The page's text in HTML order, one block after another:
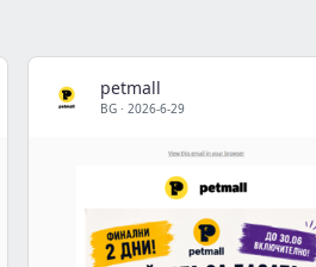
petmall
BG · 2026-6-29